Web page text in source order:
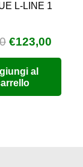
L-LINE 1
Il
prezzo
originale
era:
€123,00Il
prezzo
al